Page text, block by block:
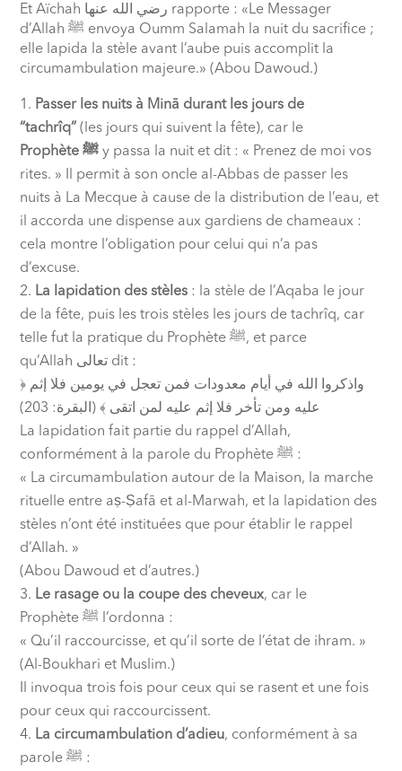
Et Aïchah رضي الله عنها rapporte : «Le Messager
d’Allahﷺ envoya Oumm Salamah la nuit du sacrifice ;
elle lapida la stèle avant l’aube puis accomplit la
circumambulation majeure.» (Abou Dawoud.)
Passer les nuits à Minā durant les jours de
“tachrîq” (les jours qui suivent la fête), car le
Prophèteﷺ y passa la nuit et dit : « Prenez de moi vos
rites. » Il permit à son oncle al-Abbas de passer les
nuits à La Mecque à cause de la distribution de l’eau, et
il accorda une dispense aux gardiens de chameaux :
cela montre l’obligation pour celui qui n’a pas
d’excuse.
La lapidation des stèles : la stèle de l’Aqaba le jour
de la fête, puis les trois stèles les jours de tachrîq, car
telle fut la pratique du Prophèteﷺ, et parce
qu’Allah تعالى dit :
﴿ واذكروا الله في أيام معدودات فمن تعجل في يومين فلا إثم
عليه ومن تأخر فلا إثم عليه لمن اتقى ﴾ (البقرة: 203)
La lapidation fait partie du rappel d’Allah,
conformément à la parole du Prophèteﷺ :
« La circumambulation autour de la Maison, la marche
rituelle entre aṣ-Ṣafā et al-Marwah, et la lapidation des
stèles n’ont été instituées que pour établir le rappel
d’Allah. »
(Abou Dawoud et d’autres.)
Le rasage ou la coupe des cheveux, car le
Prophèteﷺ l’ordonna :
« Qu’il raccourcisse, et qu’il sorte de l’état de ihram. »
(Al-Boukhari et Muslim.)
Il invoqua trois fois pour ceux qui se rasent et une fois
pour ceux qui raccourcissent.
La circumambulation d’adieu, conformément à sa
paroleﷺ :